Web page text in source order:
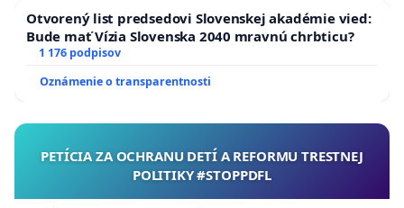
Otvorený list predsedovi Slovenskej akadémie vied:
Bude mať Vízia Slovenska 2040 mravnú chrbticu?
1 176 podpisov
Oznámenie o transparentnosti
PETÍCIA ZA OCHRANU DETÍ A REFORMU TRESTNEJ
POLITIKY #STOPPDFL